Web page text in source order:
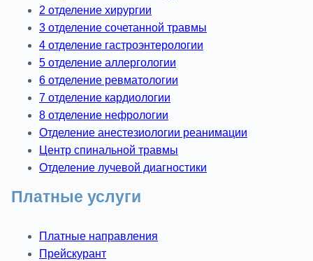
2 отделение хирургии
3 отделение сочетанной травмы
4 отделение гастроэнтерологии
5 отделение аллергологии
6 отделение ревматологии
7 отделение кардиологии
8 отделение нефрологии
Отделение анестезиологии реанимации
Центр спинальной травмы
Отделение лучевой диагностики
Платные услуги
Платные направления
Прейскурант